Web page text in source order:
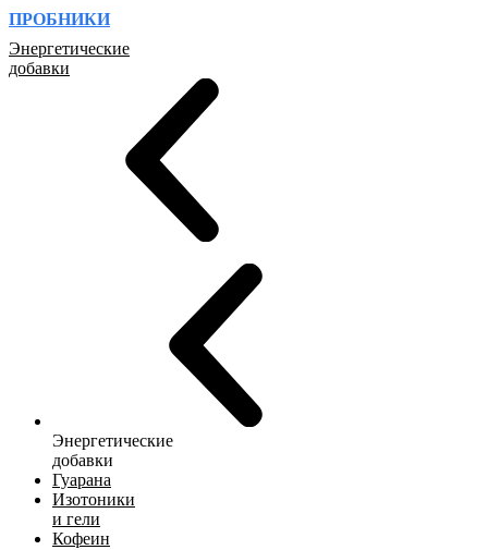
ПРОБНИКИ
Энергетические
добавки
Энергетические
добавки
Гуарана
Изотоники
и гели
Кофеин